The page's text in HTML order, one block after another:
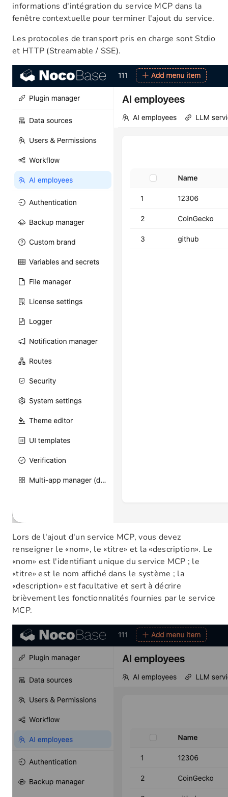
informations d'intégration du service MCP dans la
fenêtre contextuelle pour terminer l'ajout du service.
Les protocoles de transport pris en charge sont Stdio
et HTTP (Streamable / SSE).
Lors de l'ajout d'un service MCP, vous devez
renseigner le «nom», le «titre» et la «description». Le
«nom» est l'identifiant unique du service MCP ; le
«titre» est le nom affiché dans le système ; la
«description» est facultative et sert à décrire
brièvement les fonctionnalités fournies par le service
MCP.